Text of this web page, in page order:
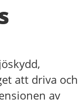
att driva och
av